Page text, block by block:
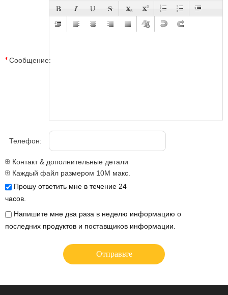
Сообщение:
Телефон:
Контакт & дополнительные детали
Каждый файл размером 10M макс.
Прошу ответить мне в течение 24
часов.
Напишите мне два раза в неделю информацию о
последних продуктов и поставщиков информации.